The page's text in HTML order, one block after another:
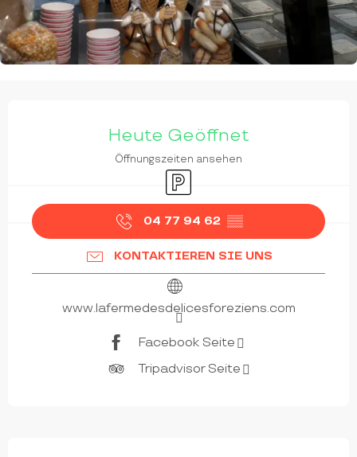
Heute Geöffnet
Öffnungszeiten ansehen
Parkplatz
04 77 94 62 ▒▒
KONTAKTIEREN SIE UNS
www.lafermedesdelicesforeziens.com
Facebook Seite
Tripadvisor Seite